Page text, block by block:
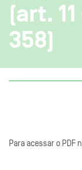
(art.
358)
Para acessar o PDF